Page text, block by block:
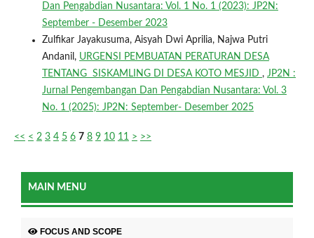
Dan Pengabdian Nusantara: Vol. 1 No. 1 (2023): JP2N:
September - Desember 2023
Zulfikar Jayakusuma, Aisyah Dwi Aprilia, Najwa Putri
Andanil, URGENSI PEMBUATAN PERATURAN DESA
TENTANG SISKAMLING DI DESA KOTO MESJID , JP2N :
Jurnal Pengembangan Dan Pengabdian Nusantara: Vol. 3
No. 1 (2025): JP2N: September- Desember 2025
<< < 2 3 4 5 6 7 8 9 10 11 > >>
MAIN MENU
FOCUS AND SCOPE